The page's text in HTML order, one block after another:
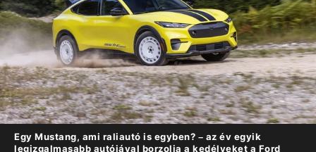
Egy Mustang, ami raliautó is egyben? – az év egyik
legizgalmasabb autójával borzolja a kedélyeket a Ford